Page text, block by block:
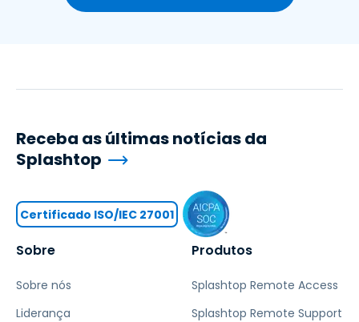
Sobre
Sobre nós
Liderança
Produtos
Splashtop Remote Access
Splashtop Remote Support
Receba as últimas notícias da
Splashtop
Certificado ISO/IEC 27001